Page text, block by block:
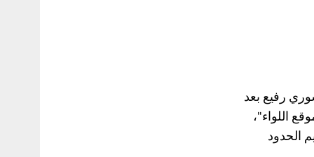
رفيع بعد
اللواء"،
الحدود